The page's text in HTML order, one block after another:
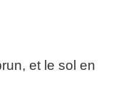
et le sol en